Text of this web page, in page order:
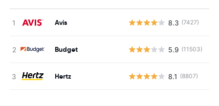
Avis 8.3 (7427)
Budget 5.9 (11503)
Hertz 8.1 (8807)